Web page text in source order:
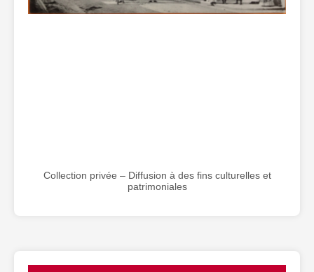
Collection privée – Diffusion à des fins culturelles et
patrimoniales